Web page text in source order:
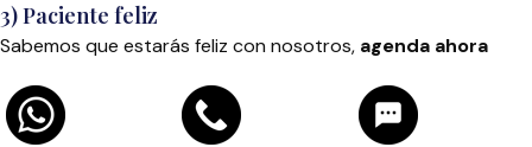
3) Paciente feliz
Sabemos que estarás feliz con nosotros, agenda ahora